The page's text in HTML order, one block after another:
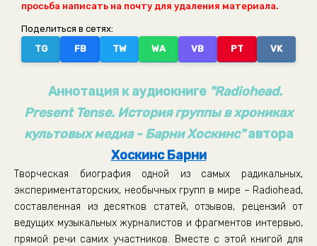
просьба написать на почту для удаления материала.
Поделиться в сетях:
TG
FB TW WA VB PT VK
Аннотация к аудиокниге "Radiohead.
Present Tense. История группы в хрониках
культовых медиа - Барни Хоскинс"автора
Хоскинс Барни
Творческая биография одной из самых радикальных,
экспериментаторских, необычных групп в мире – Radiohead,
составленная из десятков статей, отзывов, рецензий от
ведущих музыкальных журналистов и фрагментов интервью,
прямой речи самих участников. Вместе с этой книгой для